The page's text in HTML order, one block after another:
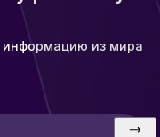
информацию из мира